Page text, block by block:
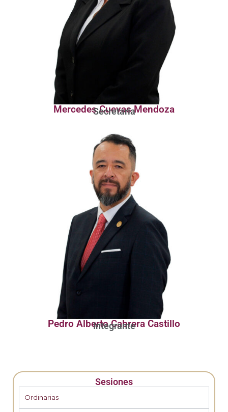
Mercedes Cuevas Mendoza
Secretaria
Pedro Alberto Cabrera Castillo
Integrante
Sesiones
Ordinarias